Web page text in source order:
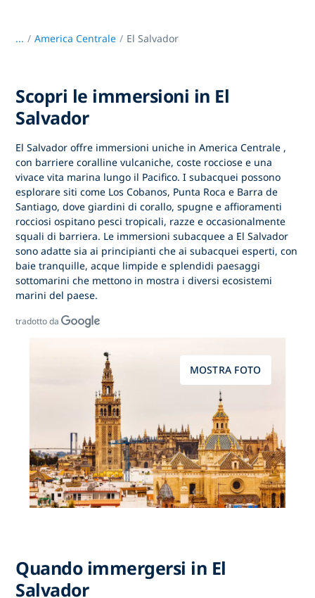
... / America Centrale El Salvador
Scopri le immersioni in El
Salvador
El Salvador offre immersioni uniche in America Centrale ,
con barriere coralline vulcaniche, coste rocciose e una
vivace vita marina lungo il Pacifico. I subacquei possono
esplorare siti come Los Cobanos, Punta Roca e Barra de
Santiago, dove giardini di corallo, spugne e affioramenti
rocciosi ospitano pesci tropicali, razze e occasionalmente
squali di barriera. Le immersioni subacquee a El Salvador
sono adatte sia ai principianti che ai subacquei esperti, con
baie tranquille, acque limpide e splendidi paesaggi
sottomarini che mettono in mostra i diversi ecosistemi
marini del paese.
tradotto da
MOSTRA FOTO
Quando immergersi in El
Salvador